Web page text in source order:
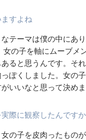
すよね
テーマは僕の中にあ
の子を軸にムーブメ
ると思うんです。そ
ぽくしました。女の
いいなと思って決め
際に観察したんです
の子を皮肉ったもの